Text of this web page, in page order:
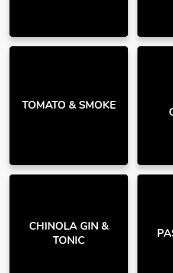
TOMATO & SMOKE
CHINOLA GIN &
TONIC